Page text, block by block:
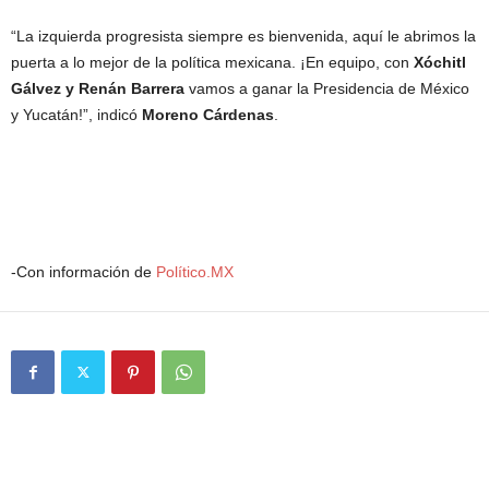
“La izquierda progresista siempre es bienvenida, aquí le abrimos la
puerta a lo mejor de la política mexicana. ¡En equipo, con Xóchitl
Gálvez y Renán Barrera vamos a ganar la Presidencia de México
y Yucatán!”, indicó Moreno Cárdenas.
-Con información de Político.MX